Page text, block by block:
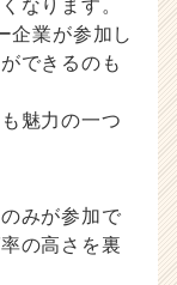
なります。
企業が参加し
できるのも
魅力の一つ
みが参加で
の高さを裏